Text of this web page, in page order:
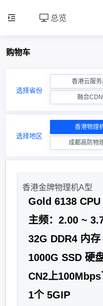
总览
购物车
选择省份
香港云服
融合CDN
选择地区
香港物理
成都高防物
香港金牌物理机A型
Gold 6138 CPU
主频：2.00 ~
32G DDR4 内存
1000G SSD 硬
CN2上
1个 5GIP